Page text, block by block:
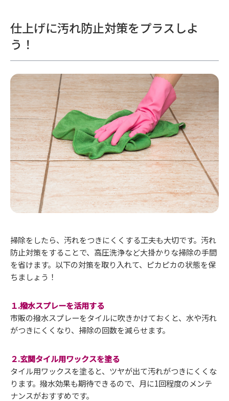
仕上げに汚れ防止対策をプラスしよ
う！
掃除をしたら、汚れをつきにくくする工夫も大切です。汚れ
防止対策をすることで、高圧洗浄など大掛かりな掃除の手間
を省けます。以下の対策を取り入れて、ピカピカの状態を保
ちましょう！
１.撥水スプレーを活用する
市販の撥水スプレーをタイルに吹きかけておくと、水や汚れ
がつきにくくなり、掃除の回数を減らせます。
２.玄関タイル用ワックスを塗る
タイル用ワックスを塗ると、ツヤが出て汚れがつきにくくな
ります。撥水効果も期待できるので、月に1回程度のメンテ
ナンスがおすすめです。